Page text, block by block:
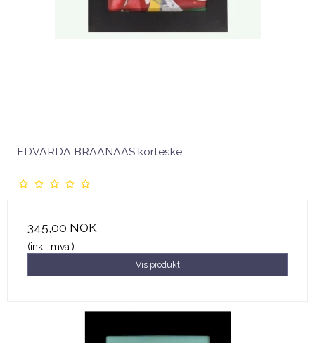
EDVARDA BRAANAAS korteske
345,00 NOK
(inkl. mva.)
Vis produkt